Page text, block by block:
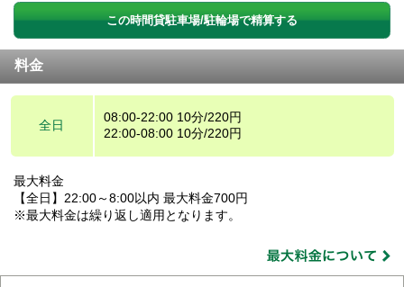
この時間貸駐車場/駐輪場で精算する
料金
全日
08:00-22:00 10分/220円
22:00-08:00 10分/220円
最大料金
【全日】22:00～8:00以内 最大料金700円
※最大料金は繰り返し適用となります。